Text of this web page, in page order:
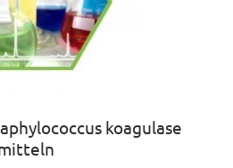
koagulase